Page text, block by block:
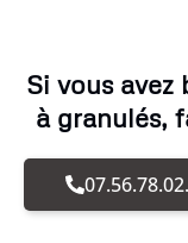
Si vous avez
à granulés,